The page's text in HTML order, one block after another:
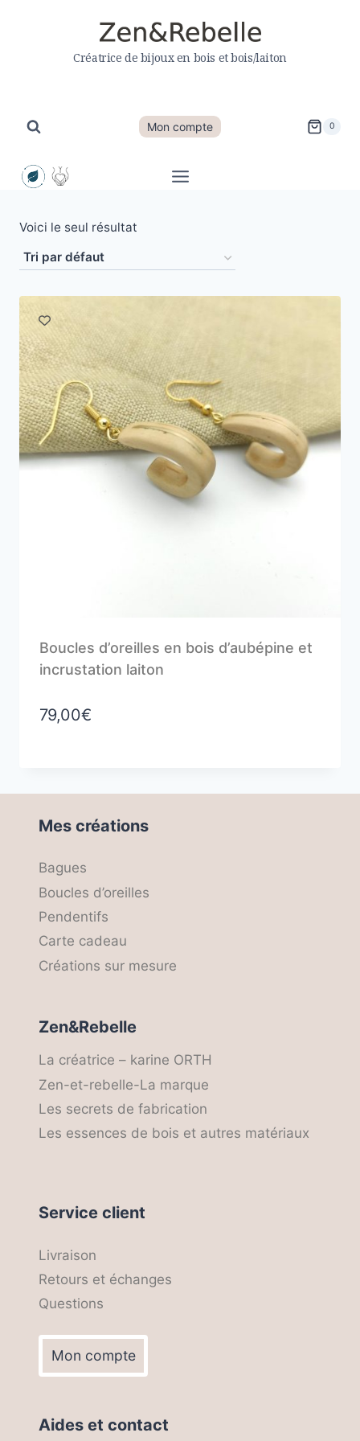
Créatrice de bijoux en bois et bois/laiton
Mon compte 0
Voici le seul résultat
Boucles d’oreilles en bois d’aubépine et
incrustation laiton
79,00€
Mes créations
Bagues
Boucles d’oreilles
Pendentifs
Carte cadeau
Créations sur mesure
Zen&Rebelle
La créatrice – karine ORTH
Zen-et-rebelle-La marque
Les secrets de fabrication
Les essences de bois et autres matériaux
Service client
Livraison
Retours et échanges
Questions
Mon compte
Aides et contact